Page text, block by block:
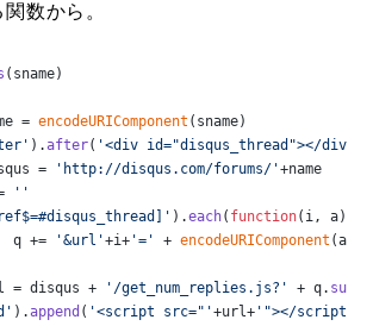
数から。
( sname)
= encodeURIComponent (sname)
).after( '<div id="disqus_thread"></div>'
= 'http://disqus.com/forums/'+name
''
).each( function( i, a){
		q +=
'&url'+i+ '=' + encodeURIComponent (a.
= disqus + '/get_num_replies.js?' + q.
).append ( '<script src="'+url+ '"></script>'